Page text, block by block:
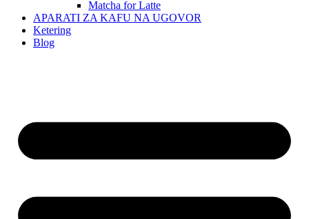
Matcha for Latte
APARATI ZA KAFU NA UGOVOR
Ketering
Blog